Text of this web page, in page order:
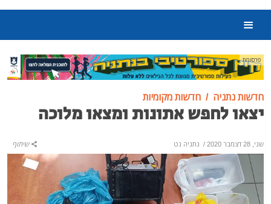
פרסומת
חדשות נתניה חדשות מקומיות
יצאו לחפש אתונות ומצאו מלוכה
שני, 28 דצמבר 2020 / נתניה נט שיתוף